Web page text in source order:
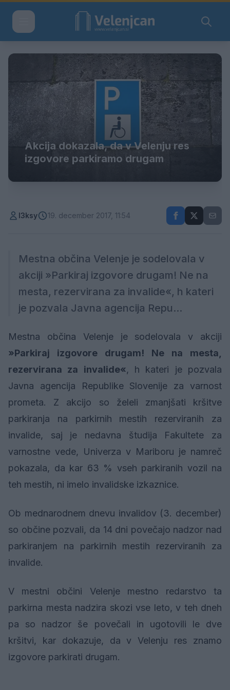
Akcija dokazala, da v Velenju res
izgovore parkiramo drugam
l3ksy 19. december 2017, 11:54
Mestna občina Velenje je sodelovala v
akciji »Parkiraj izgovore drugam! Ne na
mesta, rezervirana za invalide«, h kateri
je pozvala Javna agencija Repu...
Mestna občina Velenje je sodelovala v akciji
»Parkiraj izgovore drugam! Ne na mesta,
rezervirana za invalide«, h kateri je pozvala
Javna agencija Republike Slovenije za varnost
prometa. Z akcijo so želeli zmanjšati kršitve
parkiranja na parkirnih mestih rezerviranih za
invalide, saj je nedavna študija Fakultete za
varnostne vede, Univerza v Mariboru je namreč
pokazala, da kar 63 % vseh parkiranih vozil na
teh mestih, ni imelo invalidske izkaznice.
Ob mednarodnem dnevu invalidov (3. december)
so občine pozvali, da 14 dni povečajo nadzor nad
parkiranjem na parkirnih mestih rezerviranih za
invalide.
V mestni občini Velenje mestno redarstvo ta
parkirna mesta nadzira skozi vse leto, v teh dneh
pa so nadzor še povečali in ugotovili le dve
kršitvi, kar dokazuje, da v Velenju res znamo
izgovore parkirati drugam.